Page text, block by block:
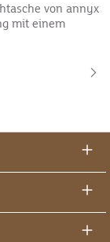
von annyx
mit einem